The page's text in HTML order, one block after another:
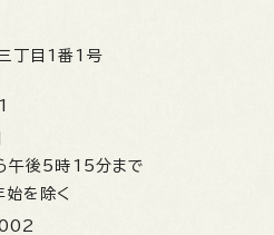
丁目1番1号
午後5時15分まで
始を除く